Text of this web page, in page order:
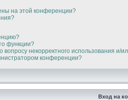
на этой конференции?
функции?
вопросу некорректного использования
конференции?
Вход на